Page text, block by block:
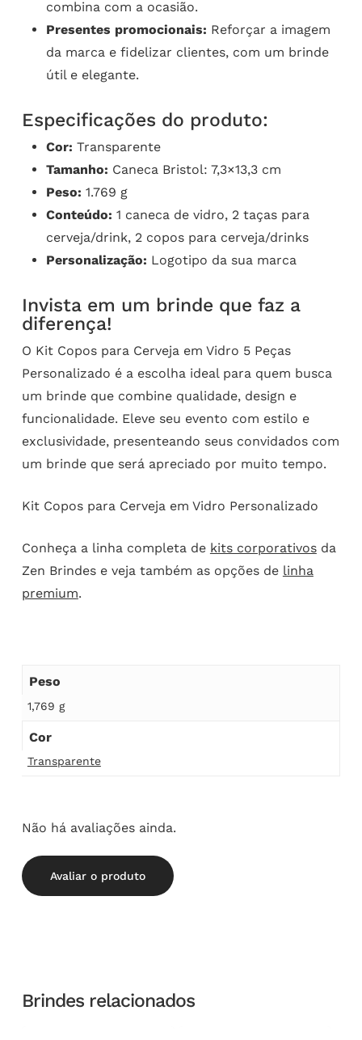
combina com a ocasião.
Presentes promocionais: Reforçar a imagem
da marca e fidelizar clientes, com um brinde
útil e elegante.
Especificações do produto:
Cor: Transparente
Tamanho: Caneca Bristol: 7,3×13,3 cm
Peso: 1.769 g
Conteúdo: 1 caneca de vidro, 2 taças para
cerveja/drink, 2 copos para cerveja/drinks
Personalização: Logotipo da sua marca
Invista em um brinde que faz a
diferença!
O Kit Copos para Cerveja em Vidro 5 Peças
Personalizado é a escolha ideal para quem busca
um brinde que combine qualidade, design e
funcionalidade. Eleve seu evento com estilo e
exclusividade, presenteando seus convidados com
um brinde que será apreciado por muito tempo.
Kit Copos para Cerveja em Vidro Personalizado
Conheça a linha completa de kits corporativosda
Zen Brindes e veja também as opções de linha
premium.
Peso
1,769 g
Cor
Transparente
Não há avaliações ainda.
Avaliar o produto
Brindes relacionados